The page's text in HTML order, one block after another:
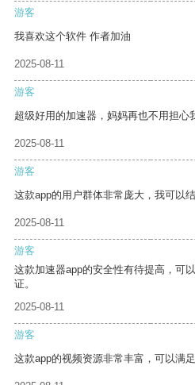
游客
我喜欢这个软件 作者加油
2025-08-11
游客
超级好用的加速器，妈妈再也不用担心
2025-08-11
游客
这款app的用户群体非常庞大，我可以
2025-08-11
游客
这款加速器app的安全性有待提高，可
证。
2025-08-11
游客
这款app的视频资源非常丰富，可以满